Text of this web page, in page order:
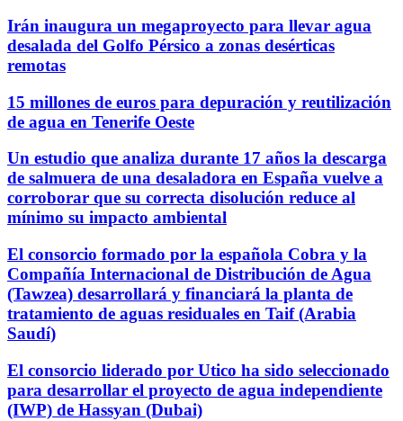
Irán inaugura un megaproyecto para llevar agua
desalada del Golfo Pérsico a zonas desérticas
remotas
15 millones de euros para depuración y reutilización
de agua en Tenerife Oeste
Un estudio que analiza durante 17 años la descarga
de salmuera de una desaladora en España vuelve a
corroborar que su correcta disolución reduce al
mínimo su impacto ambiental
El consorcio formado por la española Cobra y la
Compañía Internacional de Distribución de Agua
(Tawzea) desarrollará y financiará la planta de
tratamiento de aguas residuales en Taif (Arabia
Saudí)
El consorcio liderado por Utico ha sido seleccionado
para desarrollar el proyecto de agua independiente
(IWP) de Hassyan (Dubai)